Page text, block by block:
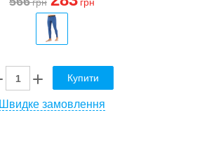
грн грн
Купити
Швидке замовлення